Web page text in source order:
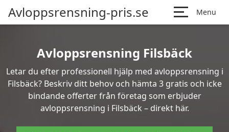
Avloppsrensning-pris.se Menu
Avloppsrensning Filsbäck
Letar du efter professionell hjälp med avloppsrensning i
Filsbäck? Beskriv ditt behov och hämta 3 gratis och icke
bindande offerter från företag som erbjuder
avloppsrensning i Filsbäck – direkt här.